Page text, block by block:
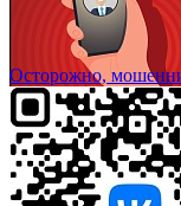
Осторожно,